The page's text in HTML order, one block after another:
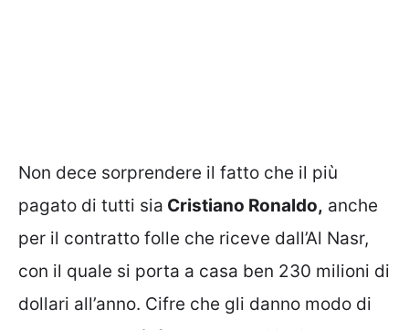
Non dece sorprendere il fatto che il più
pagato di tutti sia Cristiano Ronaldo, anche
per il contratto folle che riceve dall’Al Nasr,
con il quale si porta a casa ben 230 milioni di
dollari all’anno. Cifre che gli danno modo di